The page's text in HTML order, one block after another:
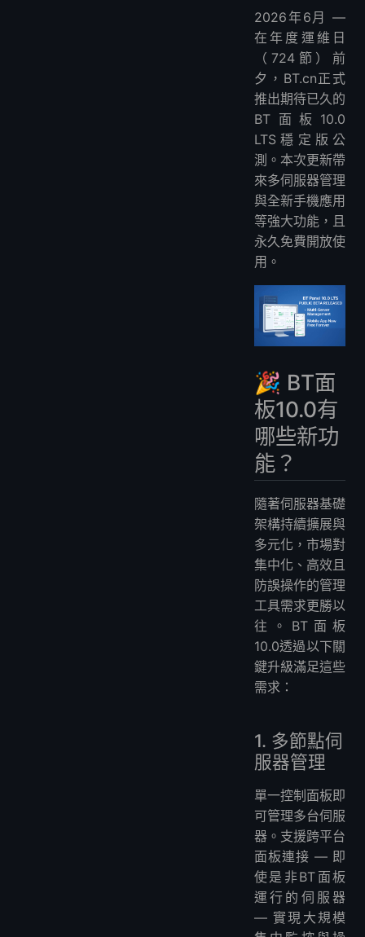
1. 多節點伺服器管理
2. 一鍵負載均衡部署
📌 立即試用
🚀 結語
2026年6月 —
在年度運維日
（724節）前
夕，BT.cn正式
推出期待已久的
BT面板10.0
LTS穩定版公
測。本次更新帶
來多伺服器管理
與全新手機應用
等強大功能，且
永久免費開放使
用。
🎉 BT面
板10.0有
哪些新功
能？
隨著伺服器基礎
架構持續擴展與
多元化，市場對
集中化、高效且
防誤操作的管理
工具需求更勝以
往。BT面板
10.0透過以下關
鍵升級滿足這些
需求：
1. 多節點伺
服器管理
單一控制面板即
可管理多台伺服
器。支援跨平台
面板連接 — 即
使是非BT面板
運行的伺服器
— 實現大規模